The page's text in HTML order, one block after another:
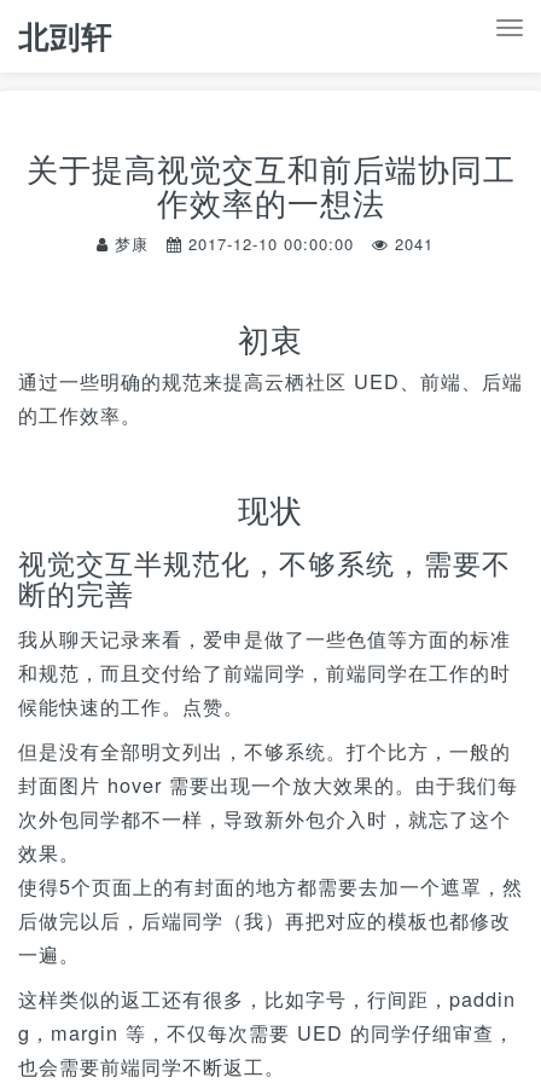
T
g
北剅轩
关于提高视觉交互和前后端协同工
作效率的一想法
梦康 2017-12-10 00:00:00 2041
初衷
通过一些明确的规范来提高云栖社区 UED、前端、后端
的工作效率。
现状
视觉交互半规范化，不够系统，需要不
断的完善
我从聊天记录来看，爱申是做了一些色值等方面的标准
和规范，而且交付给了前端同学，前端同学在工作的时
候能快速的工作。点赞。
但是没有全部明文列出，不够系统。打个比方，一般的
封面图片 hover 需要出现一个放大效果的。由于我们每
次外包同学都不一样，导致新外包介入时，就忘了这个
效果。
使得5个页面上的有封面的地方都需要去加一个遮罩，然
后做完以后，后端同学（我）再把对应的模板也都修改
一遍。
这样类似的返工还有很多，比如字号，行间距，paddin
g，margin 等，不仅每次需要 UED 的同学仔细审查，
也会需要前端同学不断返工。